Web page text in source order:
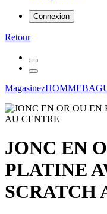
Connexion
Retour
MagasinezHOMME
JONC EN
PLATINE
SCRATCH